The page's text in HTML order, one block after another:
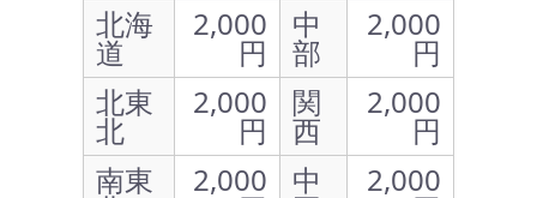
北海
道
2,000
円
中
部
2,000
円
北東
北
2,000
円
関
西
2,000
円
南東
2,000 中 2,000